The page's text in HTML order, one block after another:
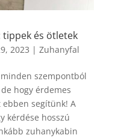
tippek és ötletek
2023 | Zuhanyfal
szempontból
hogy érdemes
ebben segítünk! A
kérdése hosszú
zuhanykabin